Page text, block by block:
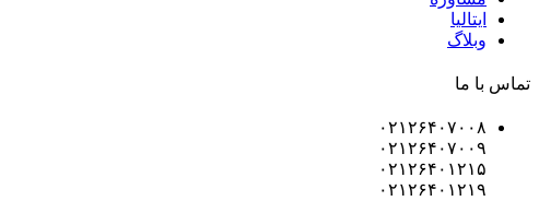
ایتالیا
وبلاگ
تماس با ما
۰۲۱۲۶۴۰۷۰۰۸
۰۲۱۲۶۴۰۷۰۰۹
۰۲۱۲۶۴۰۱۲۱۵
۰۲۱۲۶۴۰۱۲۱۹